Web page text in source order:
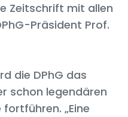
Zeitschrift mit allen
Präsident Prof.
die DPhG das
schon legendären
„Eine